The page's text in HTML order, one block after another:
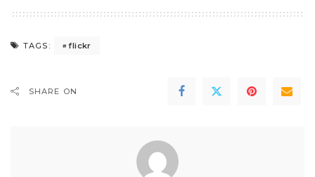
TAGS: flickr
SHARE ON